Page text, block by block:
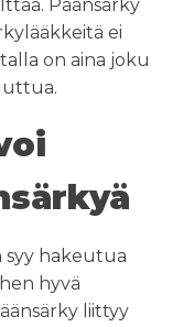
Päänsärky
ei
on aina joku
syy hakeutua
hyvä
liittyy